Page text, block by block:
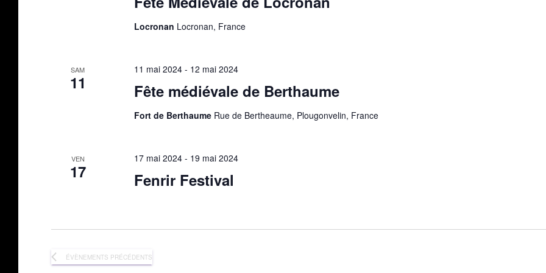
Locronan Locronan, France
SAM
11 Fête médiévale de Berthaume
11 mai 2024- 12 mai 2024
Fort de Berthaume Rue de Bertheaume, Plougonvelin, France
VEN
17 Fenrir Festival
17 mai 2024- 19 mai 2024
ÉVÈNEMENTS PRÉCÉDENTS